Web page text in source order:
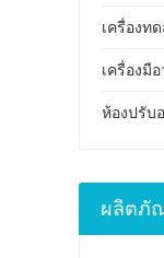
เครื่องท
เครื่องมื
ห้องปรับ
ผลิตภั